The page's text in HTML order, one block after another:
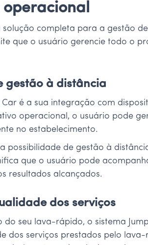
solução completa para a gestão
que o usuário gerencie todo o
gestão à distância
é a sua integração com
operacional, o usuário pode
no estabelecimento.
possibilidade de gestão à
que o usuário pode
resultados alcançados.
dos serviços
seu lava-rápido, o sistema
dos serviços prestados pelo